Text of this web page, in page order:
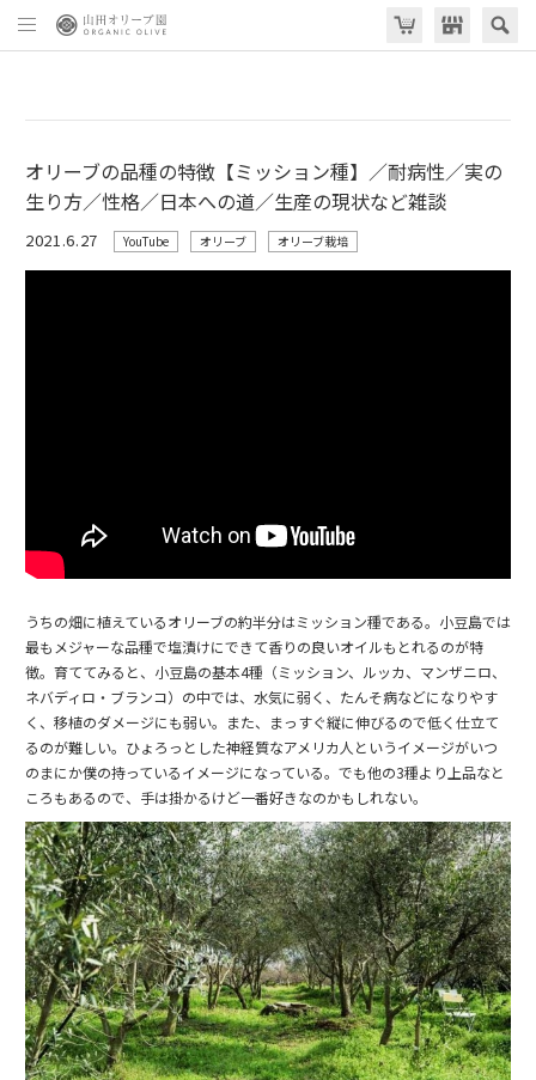
オリーブの品種の特徴【ミッション種】／耐病性／実の
生り方／性格／日本への道／生産の現状など雑談
2021.6.27 YouTube オリーブ オリーブ栽培
うちの畑に植えているオリーブの約半分はミッション種である。小豆島では
最もメジャーな品種で塩漬けにできて香りの良いオイルもとれるのが特
徴。育ててみると、小豆島の基本4種（ミッション、ルッカ、マンザニロ、
ネバディロ・ブランコ）の中では、水気に弱く、たんそ病などになりやす
く、移植のダメージにも弱い。また、まっすぐ縦に伸びるので低く仕立て
るのが難しい。ひょろっとした神経質なアメリカ人というイメージがいつ
のまにか僕の持っているイメージになっている。でも他の3種より上品なと
ころもあるので、手は掛かるけど一番好きなのかもしれない。